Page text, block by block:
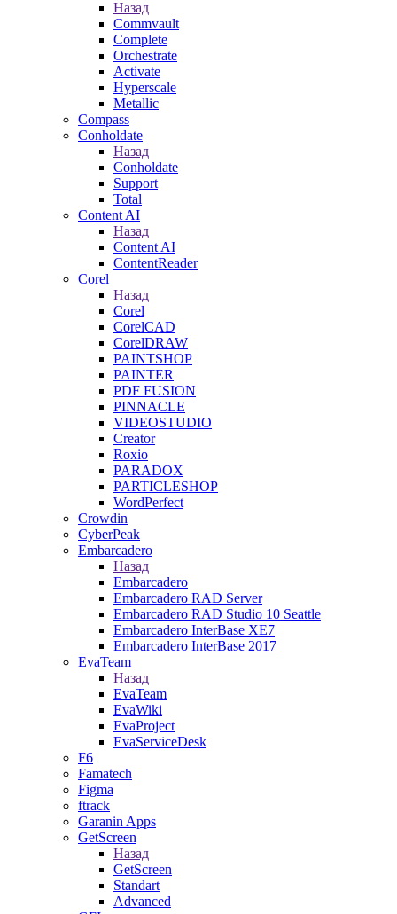
Назад
Commvault
Complete
Orchestrate
Activate
Hyperscale
Metallic
Compass
Conholdate
Назад
Conholdate
Support
Total
Content AI
Назад
Content AI
ContentReader
Corel
Назад
Corel
CorelCAD
CorelDRAW
PAINTSHOP
PAINTER
PDF FUSION
PINNACLE
VIDEOSTUDIO
Creator
Roxio
PARADOX
PARTICLESHOP
WordPerfect
Crowdin
CyberPeak
Embarcadero
Назад
Embarcadero
Embarcadero RAD Server
Embarcadero RAD Studio 10 Seattle
Embarcadero InterBase XE7
Embarcadero InterBase 2017
EvaTeam
Назад
EvaTeam
EvaWiki
EvaProject
EvaServiceDesk
F6
Famatech
Figma
ftrack
Garanin Apps
GetScreen
Назад
GetScreen
Standart
Advanced